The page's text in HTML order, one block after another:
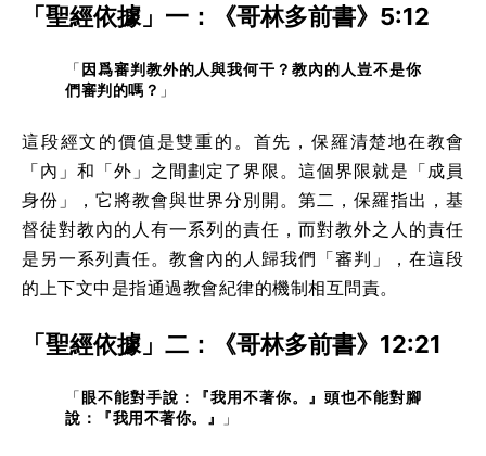
「聖經依據」一：《哥林多前書》5:12
「因爲審判教外的人與我何干？教內的人豈不是你
們審判的嗎？ 」
這段經文的價值是雙重的。首先，保羅清楚地在教會
「內」和「外」之間劃定了界限。這個界限就是「成員
身份」，它將教會與世界分別開。第二，保羅指出，基
督徒對教內的人有一系列的責任，而對教外之人的責任
是另一系列責任。教會內的人歸我們「審判」，在這段
的上下文中是指通過教會紀律的機制相互問責。
「聖經依據」二：《哥林多前書》12:21
「眼不能對手說：『我用不著你。』頭也不能對腳
說：『我用不著你。』
」